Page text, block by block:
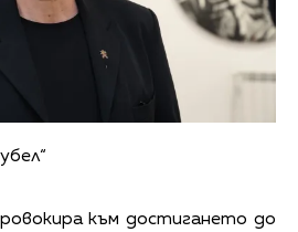
към достигането до